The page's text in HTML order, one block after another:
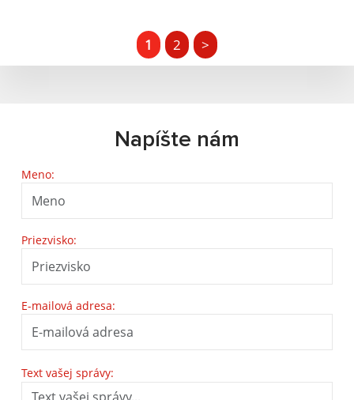
1 2 >
Napíšte nám
Meno:
Priezvisko:
E-mailová adresa:
Text vašej správy: